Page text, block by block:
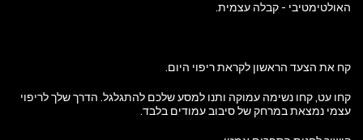
האולטימטיבי - קבלה עצמית.
קח את הצעד הראשון לקראת ריפוי היום.
קחו עט, קחו נשימה עמוקה ותנו למסע שלכם להתגלגל. הדרך שלך לריפוי
עצמי נמצאת במרחק של סיבוב עמודים בלבד.